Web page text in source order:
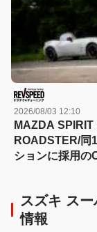
2026/08/03 12:10
MAZDA SPIRIT
ROADSTER/同
ションに採用の
スズキ ス
情報